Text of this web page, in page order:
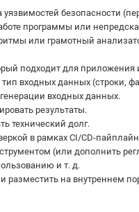
безопасности
программы или
или грамотный
подходит для приложения
входных данных (строки,
входных данных.
результаты.
технический долг.
в рамках CI/CD-
(или дополнить
и т. д.
разместить на внутреннем